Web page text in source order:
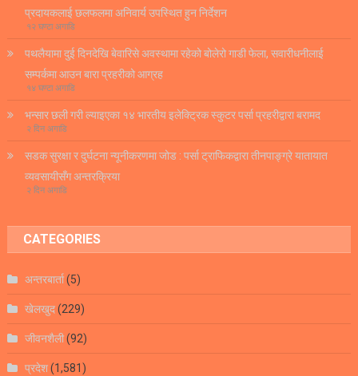
प्रदायकलाई छलफलमा अनिवार्य उपस्थित हुन निर्देशन
१२ घण्टा अगाडि
पथलैयामा दुई दिनदेखि बेवारिसे अवस्थामा रहेको बोलेरो गाडी फेला, सवारीधनीलाई
सम्पर्कमा आउन बारा प्रहरीको आग्रह
१४ घण्टा अगाडि
भन्सार छली गरी ल्याइएका १४ भारतीय इलेक्ट्रिक स्कुटर पर्सा प्रहरीद्वारा बरामद
२ दिन अगाडि
सडक सुरक्षा र दुर्घटना न्यूनीकरणमा जोड : पर्सा ट्राफिकद्वारा तीनपाङ्ग्रे यातायात
व्यवसायीसँग अन्तरक्रिया
२ दिन अगाडि
CATEGORIES
अन्तरबार्ता(5)
खेलखुद(229)
जीवनशैली(92)
प्रदेश(1,581)